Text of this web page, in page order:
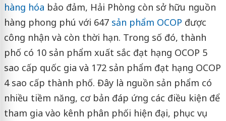
hàng hóa bảo đảm, Hải Phòng còn sở hữu nguồn
hàng phong phú với 647 sản phẩm OCOP được
công nhận và còn thời hạn. Trong số đó, thành
phố có 10 sản phẩm xuất sắc đạt hạng OCOP 5
sao cấp quốc gia và 172 sản phẩm đạt hạng OCOP
4 sao cấp thành phố. Đây là nguồn sản phẩm có
nhiều tiềm năng, cơ bản đáp ứng các điều kiện để
tham gia vào kênh phân phối hiện đại, phục vụ